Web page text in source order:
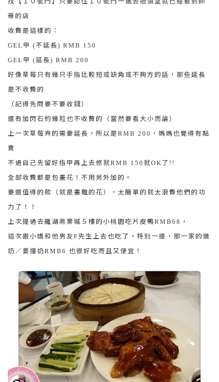
哥的店
收費是這樣的：
GEL 甲 (不延長) RMB 150
GEL 甲 ( 延長) RMB 200
好像草莓只有幾只手指比較短或缺角或不夠方的話，那些延長
是不收費的
（記得先問要不要收錢）
還有加閃石約幾粒也不收費的（當然要看大小而論）
上一次草莓弄的需要延長，所以是RMB 200 ，媽媽也覺得有點
貴
不過自己先留好指甲再上去修就RMB 150 就OK 了 !!
全部收費都是包畫花！不用另外加的。
要選值得的款（就是畫難的花），太簡單的就太浪費他們的功
力了！！
上次提過去羅湖商業城５樓的小桃園吃片皮鴨RMB68 ，
這次跟小嬌和他男友F先生上去也吃了，特別一提，那一家的燉
奶／姜撞奶RMB6 也很好吃而且又便宜！